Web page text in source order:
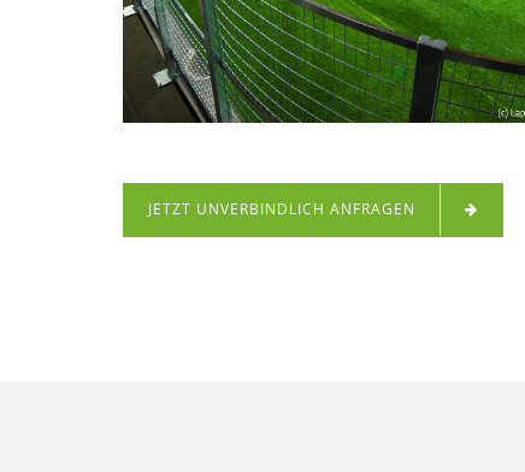
JETZT UNVERBINDLICH ANFRAGEN